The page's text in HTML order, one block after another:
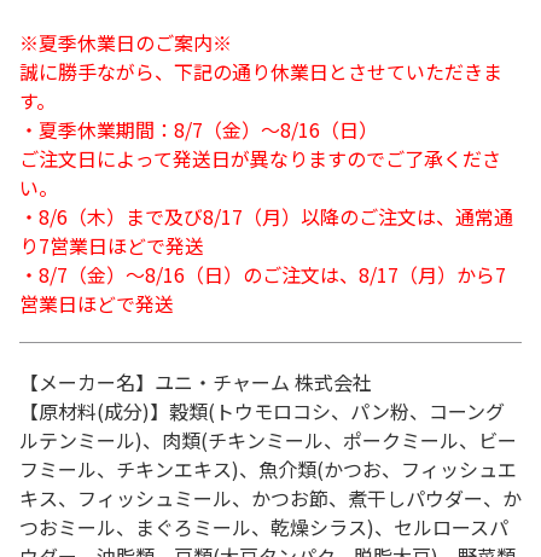
※夏季休業日のご案内※
誠に勝手ながら、下記の通り休業日とさせていただきま
す。
・夏季休業期間：8/7（金）～8/16（日）
ご注文日によって発送日が異なりますのでご了承くださ
い。
・8/6（木）まで及び8/17（月）以降のご注文は、通常通
り7営業日ほどで発送
・8/7（金）～8/16（日）のご注文は、8/17（月）から7
営業日ほどで発送
【メーカー名】ユニ・チャーム 株式会社
【原材料(成分)】穀類(トウモロコシ、パン粉、コーング
ルテンミール)、肉類(チキンミール、ポークミール、ビー
フミール、チキンエキス)、魚介類(かつお、フィッシュエ
キス、フィッシュミール、かつお節、煮干しパウダー、か
つおミール、まぐろミール、乾燥シラス)、セルロースパ